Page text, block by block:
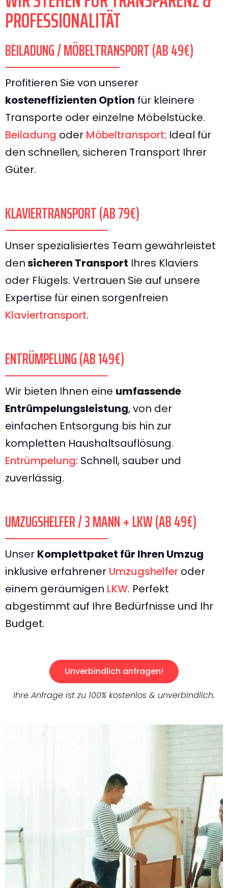
PROFESSIONALITÄT
BEILADUNG / MÖBELTRANSPORT (AB 49€)
Profitieren Sie von unserer
kosteneffizienten Option für kleinere
Transporte oder einzelne Möbelstücke.
Beiladung oder Möbeltransport: Ideal für
den schnellen, sicheren Transport Ihrer
Güter.
KLAVIERTRANSPORT (AB 79€)
Unser spezialisiertes Team gewährleistet
densicheren Transport Ihres Klaviers
oder Flügels. Vertrauen Sie auf unsere
Expertise für einen sorgenfreien
Klaviertransport.
ENTRÜMPELUNG (AB 149€)
Wir bieten Ihnen eine umfassende
Entrümpelungsleistung, von der
einfachen Entsorgung bis hin zur
kompletten Haushaltsauflösung.
Entrümpelung: Schnell, sauber und
zuverlässig.
UMZUGSHELFER / 3 MANN + LKW (AB 49€)
Unser Komplettpaket für Ihren Umzug
inklusive erfahrener Umzugshelfer oder
einem geräumigen LKW. Perfekt
abgestimmt auf Ihre Bedürfnisse und Ihr
Budget.
Unverbindlich anfragen!
Ihre Anfrage ist zu 100% kostenlos & unverbindlich.